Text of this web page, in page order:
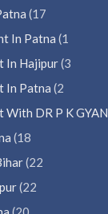
(17
In Patna (1
In Hajipur(3
In Patna (2
With DR P K GYAN
(18
(22
(22